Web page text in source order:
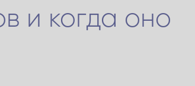
и когда оно